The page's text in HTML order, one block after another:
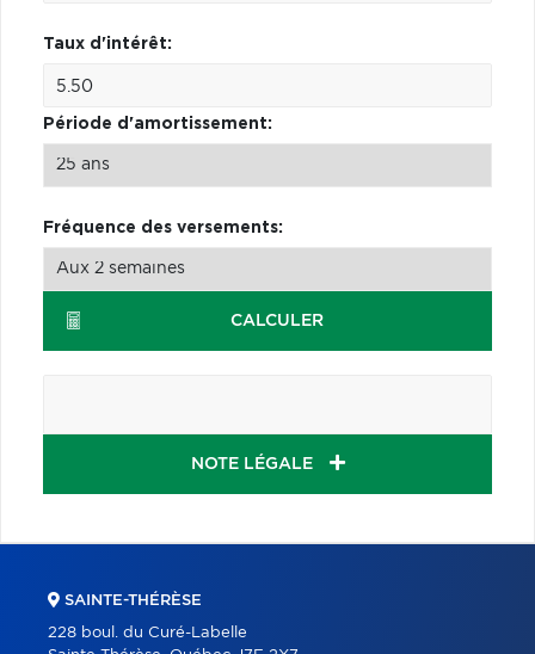
Taux d'intérêt:
Période d'amortissement:
Fréquence des versements:
CALCULER
NOTE LÉGALE
SAINTE-THÉRÈSE
228 boul. du Curé-Labelle